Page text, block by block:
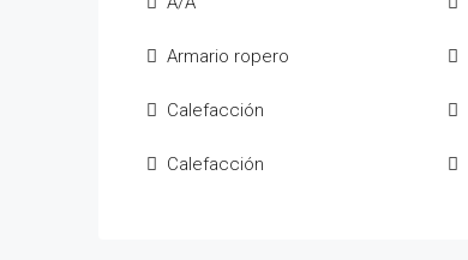
Armario ropero
Calefacción
Calefacción